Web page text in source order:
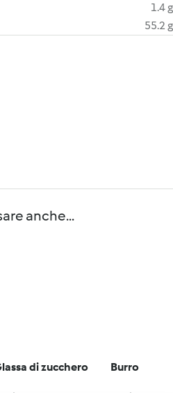
1.4 g
55.2 g
anche...
di zucchero Burro